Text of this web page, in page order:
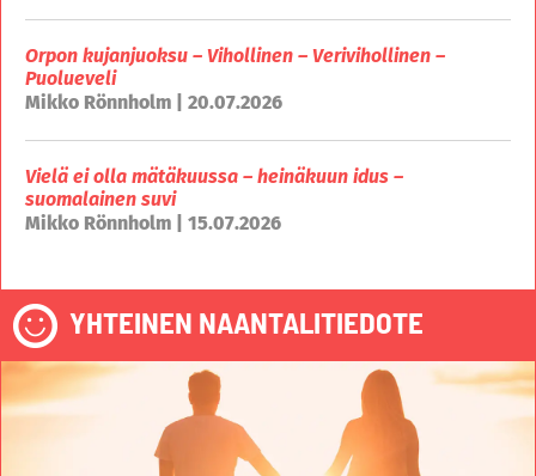
Orpon kujanjuoksu – Vihollinen – Verivihollinen –
Puolueveli
Mikko Rönnholm | 20.07.2026
Vielä ei olla mätäkuussa – heinäkuun idus –
suomalainen suvi
Mikko Rönnholm | 15.07.2026
YHTEINEN NAANTALITIEDOTE